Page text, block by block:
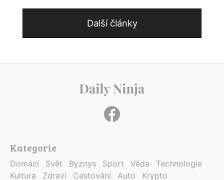
Další články
Kategorie
Domácí Svět Byznys Sport Věda
Technologie
Kultura
Zdraví Cestování Auto Krypto